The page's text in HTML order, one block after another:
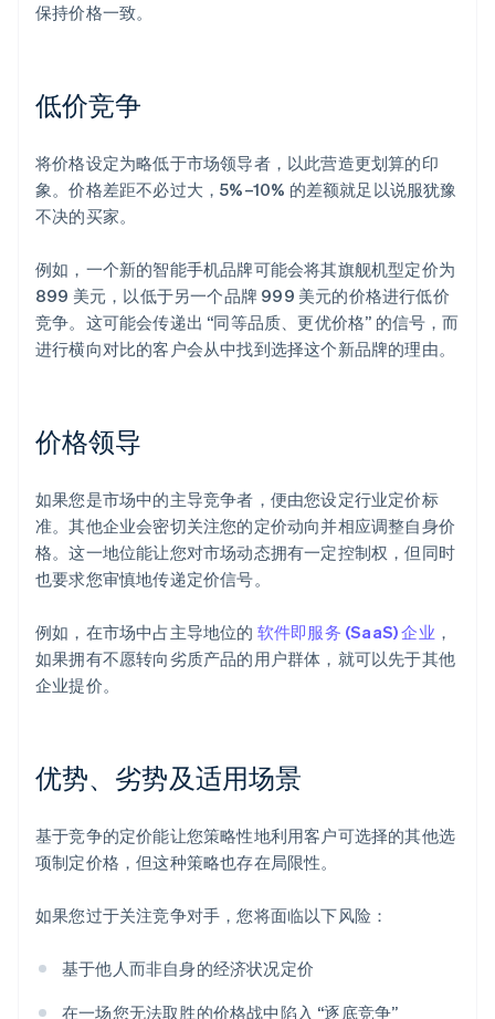
保持价格一致。
低价竞争
将价格设定为略低于市场领导者，以此营造更划算的印
象。价格差距不必过大，5%–10% 的差额就足以说服犹豫
不决的买家。
例如，一个新的智能手机品牌可能会将其旗舰机型定价为
899 美元，以低于另一个品牌 999 美元的价格进行低价
竞争。这可能会传递出 “同等品质、更优价格” 的信号，而
进行横向对比的客户会从中找到选择这个新品牌的理由。
价格领导
如果您是市场中的主导竞争者，便由您设定行业定价标
准。其他企业会密切关注您的定价动向并相应调整自身价
格。这一地位能让您对市场动态拥有一定控制权，但同时
也要求您审慎地传递定价信号。
例如，在市场中占主导地位的 软件即服务 (SaaS) 企业 ，
如果拥有不愿转向劣质产品的用户群体，就可以先于其他
企业提价。
优势、劣势及适用场景
基于竞争的定价能让您策略性地利用客户可选择的其他选
项制定价格，但这种策略也存在局限性。
如果您过于关注竞争对手，您将面临以下风险：
基于他人而非自身的经济状况定价
在一场您无法取胜的价格战中陷入 “逐底竞争”